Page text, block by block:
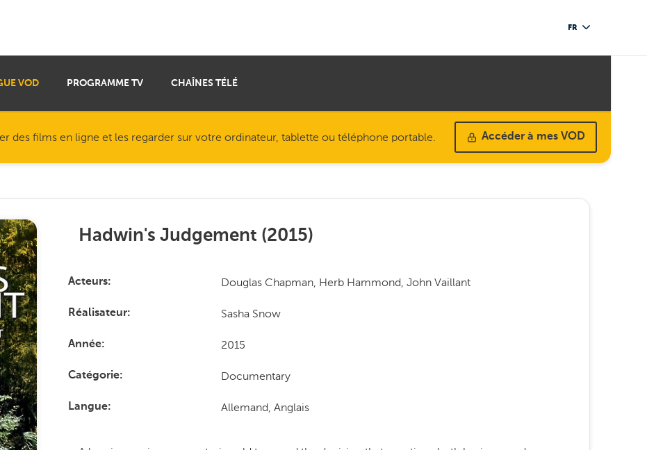
FR
VOD PROGRAMME TV CHAÎNES TÉLÉ
des films en ligne et les regarder sur votre ordinateur, tablette ou téléphone portable. Accéder à mes VOD
Hadwin's Judgement (2015)
Acteurs Douglas Chapman, Herb Hammond, John Vaillant
Réalisateur Sasha Snow
Année 2015
Catégorie Documentary
Langue Allemand, Anglais